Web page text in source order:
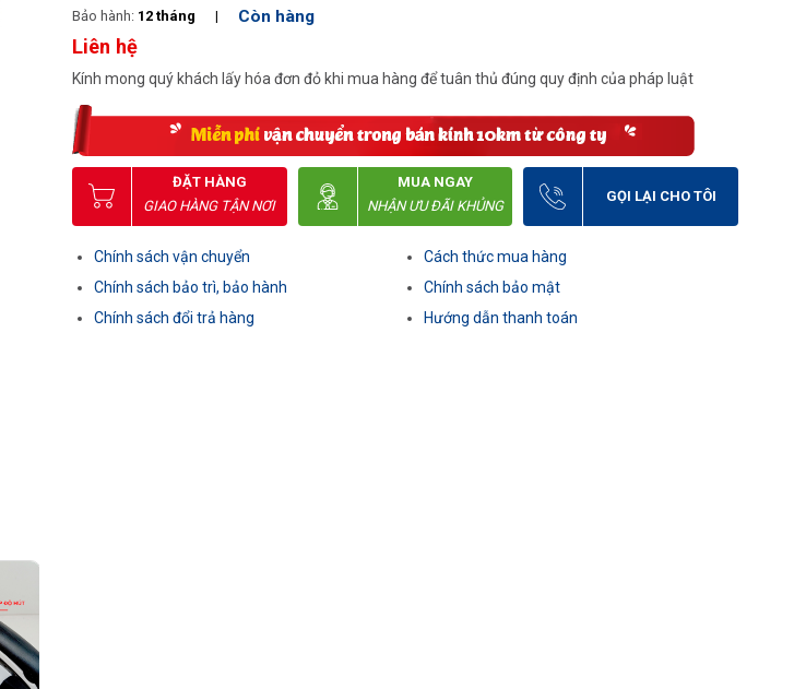
Bảo hành: 12 tháng | Còn hàng
Liên hệ
Kính mong quý khách lấy hóa đơn đỏ khi mua hàng để tuân thủ đúng quy định của pháp luật
ĐẶT HÀNG
GIAO HÀNG TẬN NƠI
MUA NGAY
NHẬN ƯU ĐÃI KHỦNG
GỌI LẠI CHO TÔI
Chính sách vận chuyển
Chính sách bảo trì, bảo hành
Chính sách đổi trả hàng
Cách thức mua hàng
Chính sách bảo mật
Hướng dẫn thanh toán